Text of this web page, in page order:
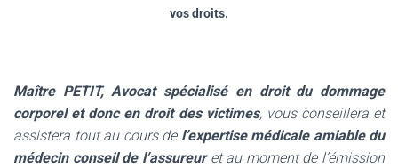
vos droits.
Maître PETIT​, Avocat spécialisé en droit du dommage
corporel et donc en droit des victimes, vous conseillera et
assistera tout au cours de l’expertise médicale amiable du
médecin conseil de l’assureuret au moment de l’émission